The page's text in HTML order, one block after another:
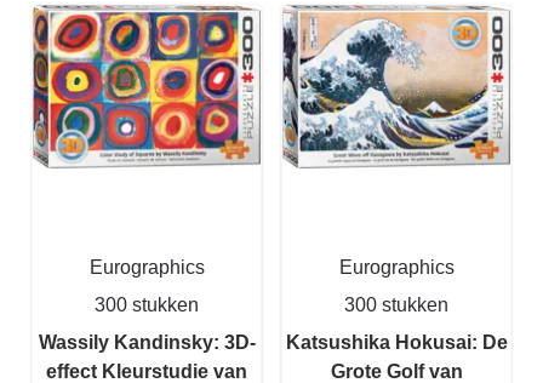
Eurographics
300 stukken
Wassily Kandinsky: 3D-
effect Kleurstudie van
Eurographics
300 stukken
Katsushika Hokusai: De
Grote Golf van